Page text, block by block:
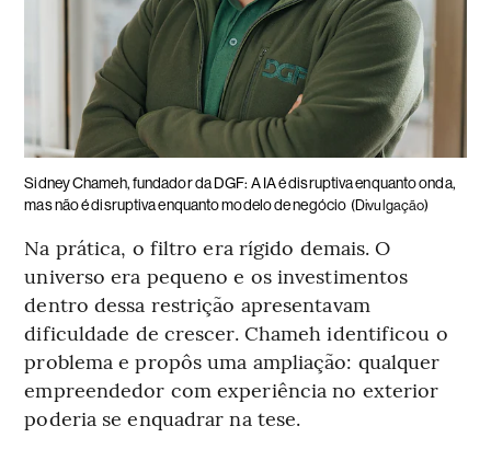
Sidney Chameh, fundador da DGF: A IA é disruptiva enquanto onda,
mas não é disruptiva enquanto modelo de negócio (Divulgação)
Na prática, o filtro era rígido demais. O
universo era pequeno e os investimentos
dentro dessa restrição apresentavam
dificuldade de crescer. Chameh identificou o
problema e propôs uma ampliação: qualquer
empreendedor com experiência no exterior
poderia se enquadrar na tese.